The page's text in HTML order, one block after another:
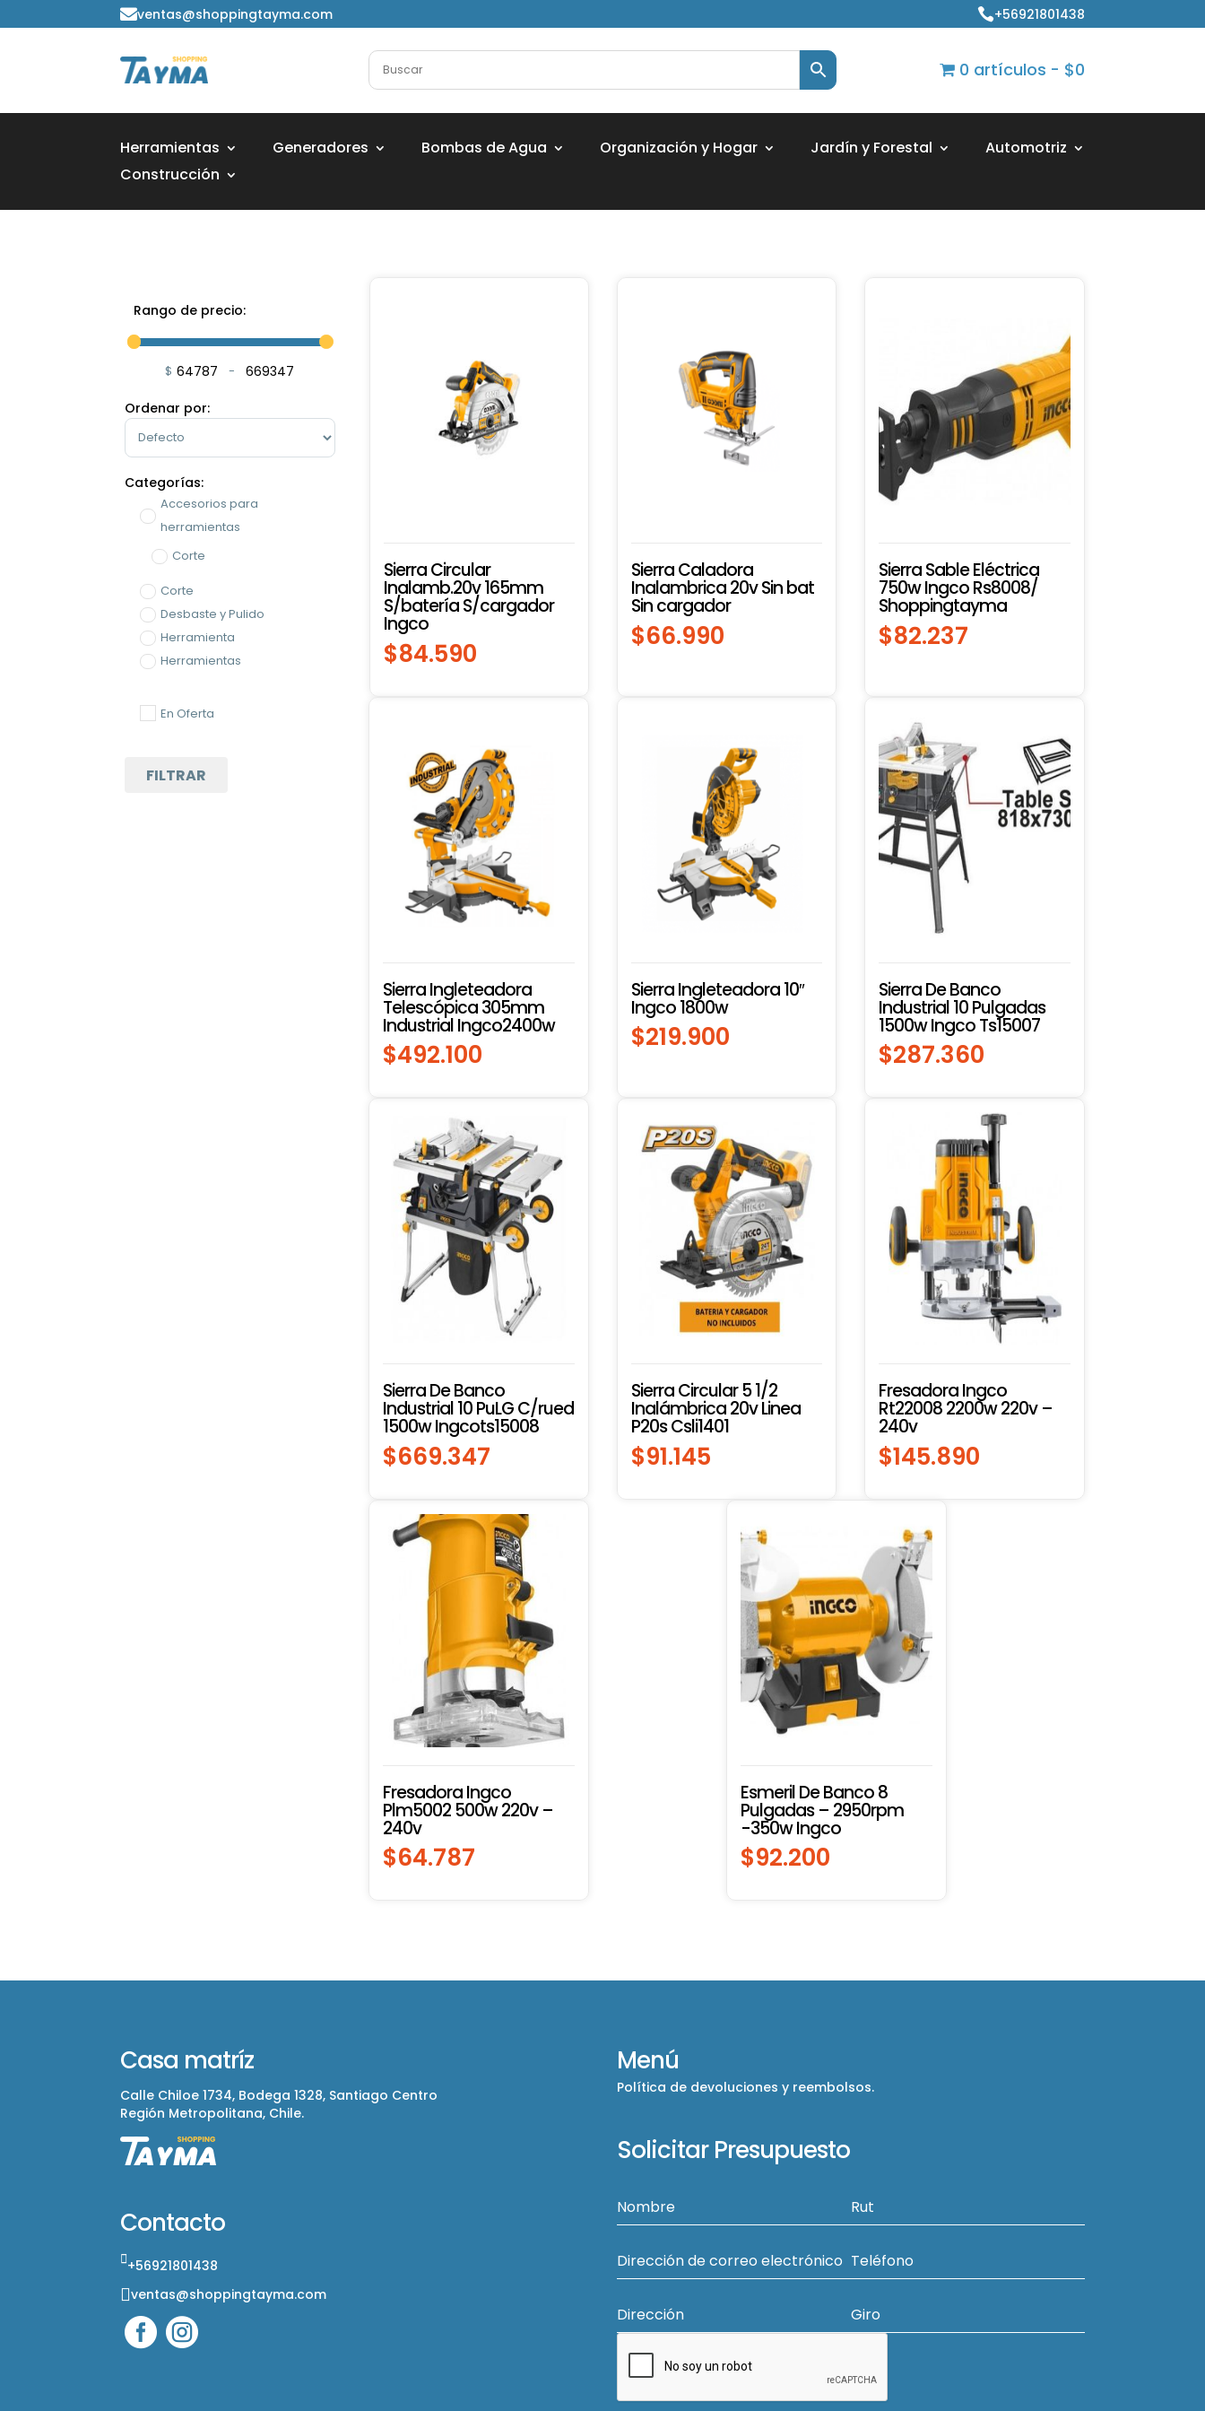
ventas@shoppingtayma.com +56921801438
0 artículos $0
Herramientas Generadores Bombas de Agua Organización y Hogar Jardín y Forestal
Automotriz
Construcción
Rango de precio:
$ Minimum Price
-Maximum Price
Ordenar por:
Sort Products
Categorías:
Accesorios para
herramientas
Corte
Corte
Desbaste y Pulido
Herramienta
Herramientas
Herramientas
En Oferta
FILTRAR
Sierra Circular
Inalamb.20v 165mm
S/batería S/cargador
Ingco
$84.590
Sierra Caladora
Inalambrica 20v Sin bat
Sin cargador
$66.990
Sierra Sable Eléctrica
750w Ingco Rs8008/
Shoppingtayma
$82.237
Sierra Ingleteadora
Telescópica 305mm
Industrial Ingco2400w
$492.100
Sierra Ingleteadora 10″
Ingco 1800w
$219.900
Sierra De Banco
Industrial 10 Pulgadas
1500w Ingco Ts15007
$287.360
Sierra De Banco
Industrial 10 PuLG C/rued
1500w Ingcots15008
$669.347
Sierra Circular 5 1/2
Inalámbrica 20v Linea
P20s Csli1401
$91.145
Fresadora Ingco
Rt22008 2200w 220v –
240v
$145.890
Fresadora Ingco
Plm5002 500w 220v –
240v
$64.787
Esmeril De Banco 8
Pulgadas – 2950rpm
-350w Ingco
$92.200
Casa matríz
Calle Chiloe 1734, Bodega 1328, Santiago Centro
Región Metropolitana, Chile.
Contacto
+56921801438
ventas@shoppingtayma.com
 
Menú
Política de devoluciones y reembolsos.
Solicitar Presupuesto
Nombre Rut
Dirección de correo electrónico Teléfono
Dirección Giro